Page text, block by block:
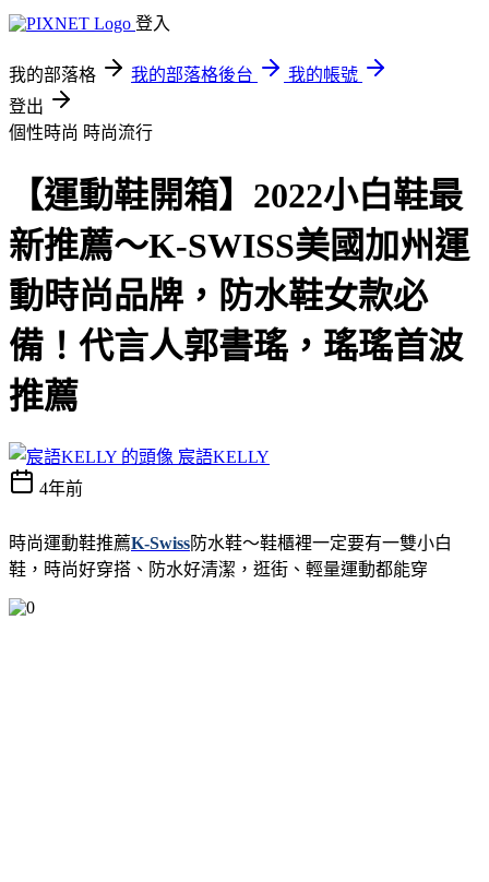
登入
我的部落格 我的部落格後台
我的帳號
登出
個性時尚 時尚流行
【運動鞋開箱】2022小白鞋最
新推薦～K-SWISS美國加州運
動時尚品牌，防水鞋女款必
備！代言人郭書瑤，瑤瑤首波
推薦
宸語KELLY
4年前
時尚運動鞋推薦K-Swiss防水鞋～鞋櫃裡一定要有一雙小白
鞋，時尚好穿搭、防水好清潔，逛街、輕量運動都能穿